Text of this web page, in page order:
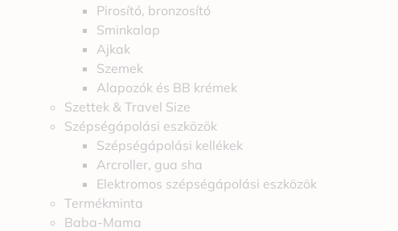
Pirosító, bronzosító
Sminkalap
Ajkak
Szemek
Alapozók és BB krémek
Szettek & Travel Size
Szépségápolási eszközök
Szépségápolási kellékek
Arcroller, gua sha
Elektromos szépségápolási eszközök
Termékminta
Baba-Mama